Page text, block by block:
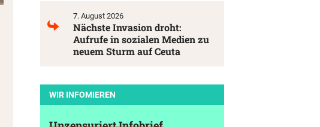
7. August 2026
Nächste Invasion droht:
Aufrufe in sozialen Medien zu
neuem Sturm auf Ceuta
WIR INFOMIEREN